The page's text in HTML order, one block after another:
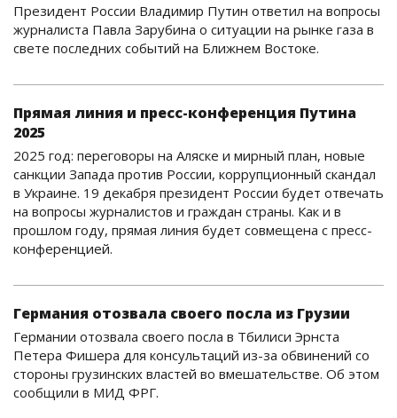
Президент России Владимир Путин ответил на вопросы
журналиста Павла Зарубина о ситуации на рынке газа в
свете последних событий на Ближнем Востоке.
Прямая линия и пресс-конференция Путина
2025
2025 год: переговоры на Аляске и мирный план, новые
санкции Запада против России, коррупционный скандал
в Украине. 19 декабря президент России будет отвечать
на вопросы журналистов и граждан страны. Как и в
прошлом году, прямая линия будет совмещена с пресс-
конференцией.
Германия отозвала своего посла из Грузии
Германии отозвала своего посла в Тбилиси Эрнста
Петера Фишера для консультаций из-за обвинений со
стороны грузинских властей во вмешательстве. Об этом
сообщили в МИД ФРГ.